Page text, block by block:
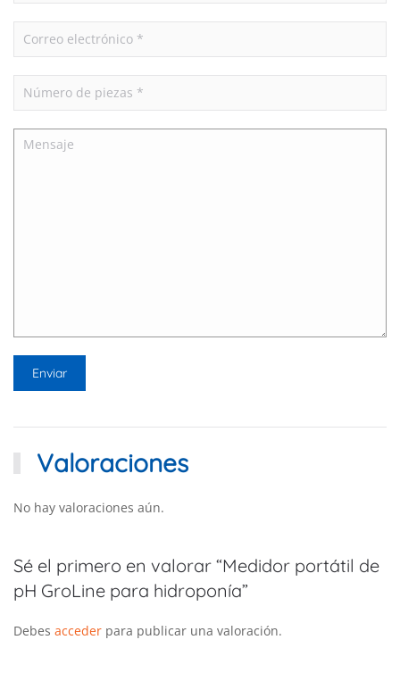
Valoraciones
No hay valoraciones aún.
Sé el primero en valorar “Medidor portátil de
pH GroLine para hidroponía”
Debes acceder para publicar una valoración.